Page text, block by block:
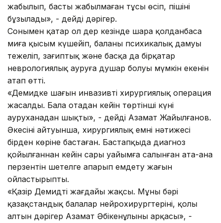
жабылып, бастың жабылмаған тұсы өсіп, пішіні
бұзылады», - дейді дәрігер.
Сонымен қатар ол дер кезінде шара қолданбаса
миға қысым күшейіп, баланың психикалық дамуы
тежеліп, зағиптық және басқа да бірқатар
неврологиялық ауруға душар болуы мүмкін екенін
атап өтті.
«Демидке шағын инвазивті хирургиялық операция
жасалды. Бала отадан кейін төртінші күні
ауруханадан шықты», - дейді Азамат Жайылғанов.
Әкесінің айтуынша, хирургиялық емнің нәтижесі
бірден көріне бастаған. Бастапқыда диагноз
қойылғаннан кейін сары уайымға салынған ата-ана
перзентін шетелге апарып емдету жағын
ойластырыпты.
«Қазір Демидтің жағдайы жақсы. Мұның бәрі
қазақстандық балалар нейрохирургтерінің, қолы
алтын дәрігер Азамат Әбікенұлының арқасы», -